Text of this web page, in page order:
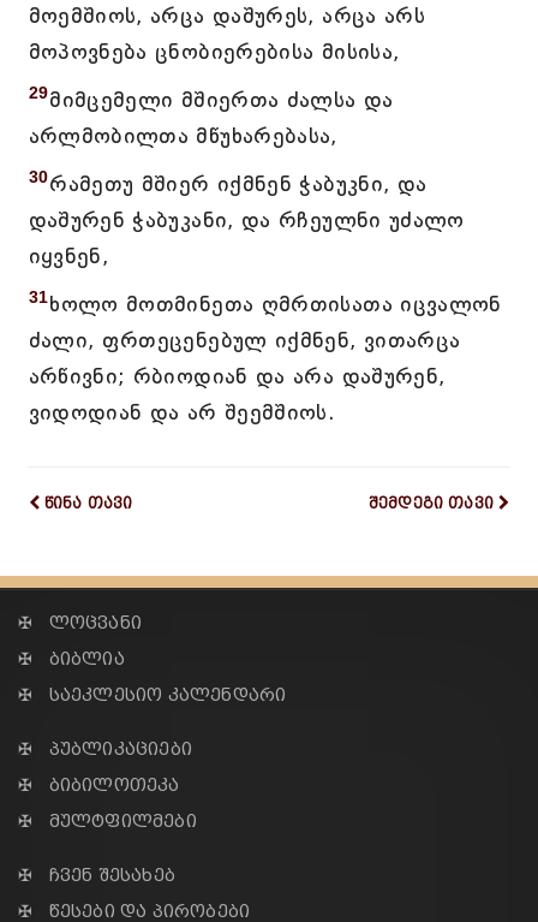
მოემშიოს, არცა დაშურეს, არცა არს
მოპოვნება ცნობიერებისა მისისა,
29მიმცემელი მშიერთა ძალსა და
არლმობილთა მწუხარებასა,
30რამეთუ მშიერ იქმნენ ჭაბუკნი, და
დაშურენ ჭაბუკანი, და რჩეულნი უძალო
იყვნენ,
31ხოლო მოთმინეთა ღმრთისათა იცვალონ
ძალი, ფრთეცენებულ იქმნენ, ვითარცა
არწივნი; რბიოდიან და არა დაშურენ,
ვიდოდიან და არ შეემშიოს.
წინა თავი შემდეგი თავი
✠ ლოცვანი
✠ ბიბლია
✠ საეკლესიო კალენდარი
✠ პუბლიკაციები
✠ ბიბილოთეკა
✠ მულტფილმები
✠ ჩვენ შესახებ
✠ წესები და პირობები